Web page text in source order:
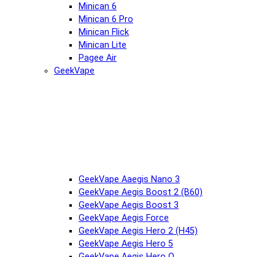
Minican 6
Minican 6 Pro
Minican Flick
Minican Lite
Pagee Air
GeekVape
GeekVape Aaegis Nano 3
GeekVape Aegis Boost 2 (B60)
GeekVape Aegis Boost 3
GeekVape Aegis Force
GeekVape Aegis Hero 2 (H45)
GeekVape Aegis Hero 5